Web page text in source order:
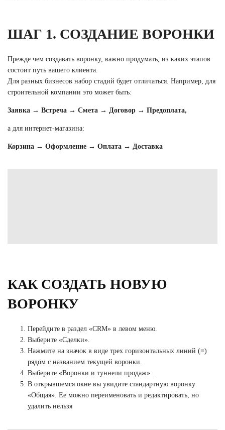
ШАГ 1. СОЗДАНИЕ ВОРОНКИ
Прежде чем создавать воронку, важно продумать, из каких этапов
состоит путь вашего клиента.
Для разных бизнесов набор стадий будет отличаться. Например, для
строительной компании это может быть:
Заявка → Встреча → Смета → Договор → Предоплата,
а для интернет-магазина:
Корзина → Оформление → Оплата → Доставка
КАК СОЗДАТЬ НОВУЮ
ВОРОНКУ
Перейдите в раздел «CRM» в левом меню.
Выберите «Сделки».
Нажмите на значок в виде трех горизонтальных линий (≡)
рядом с названием текущей воронки.
Выберите «Воронки и туннели продаж» .
В открывшемся окне вы увидите стандартную воронку
«Общая». Ее можно переименовать и редактировать, но
удалить нельзя